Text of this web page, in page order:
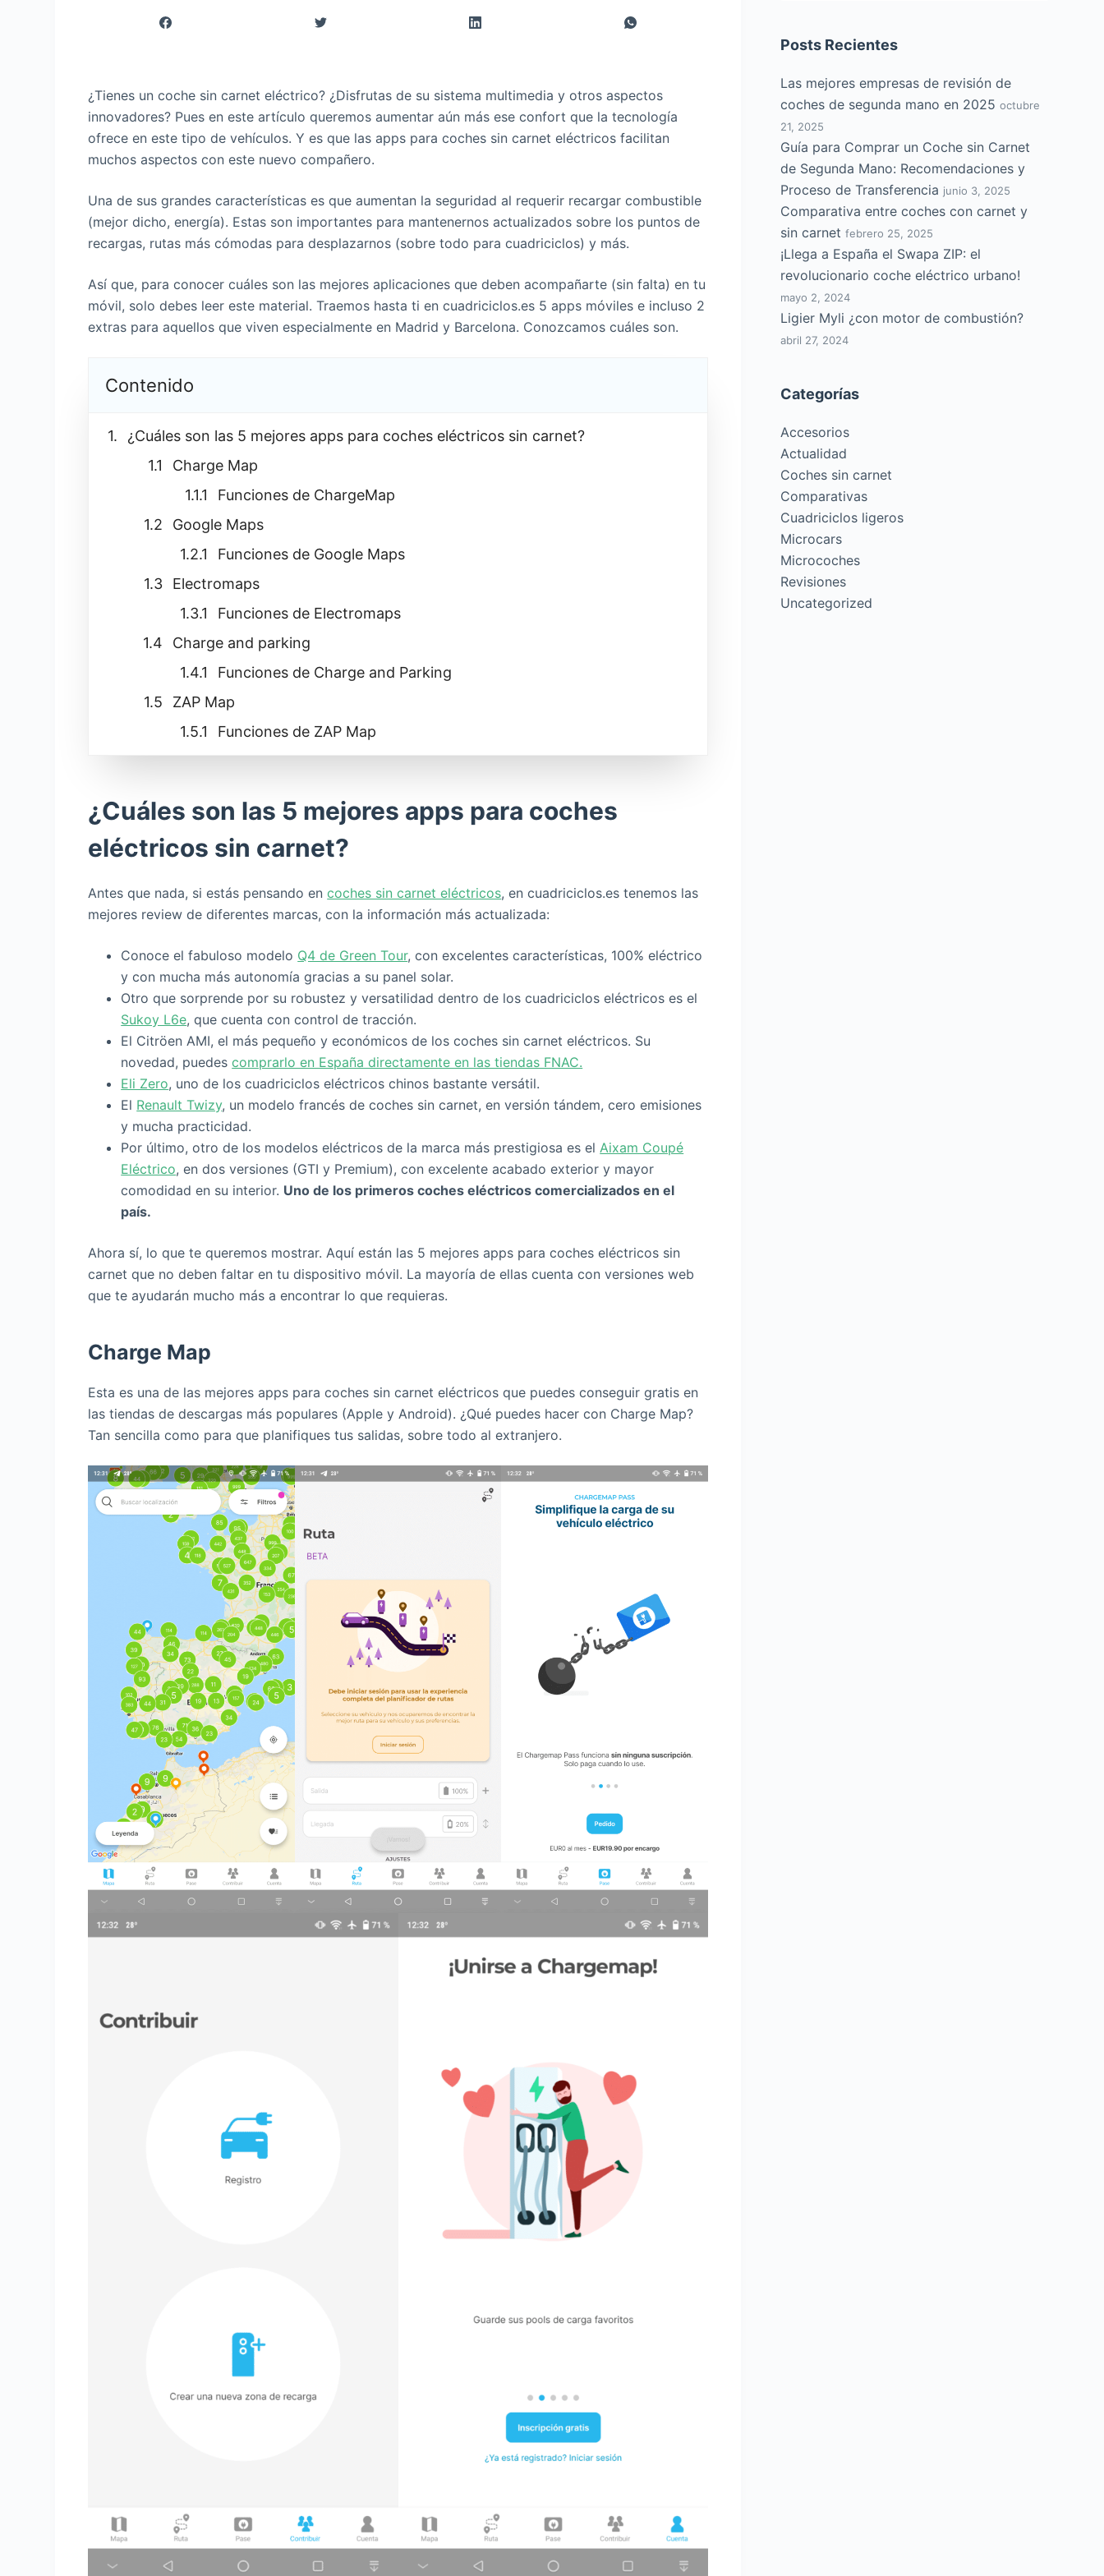
¿Tienes un coche sin carnet eléctrico? ¿Disfrutas de su sistema multimedia y otros aspectos
innovadores? Pues en este artículo queremos aumentar aún más ese confort que la tecnología
ofrece en este tipo de vehículos. Y es que las apps para coches sin carnet eléctricos facilitan
muchos aspectos con este nuevo compañero.
Una de sus grandes características es que aumentan la seguridad al requerir recargar combustible
(mejor dicho, energía). Estas son importantes para mantenernos actualizados sobre los puntos de
recargas, rutas más cómodas para desplazarnos (sobre todo para cuadriciclos) y más.
Así que, para conocer cuáles son las mejores aplicaciones que deben acompañarte (sin falta) en tu
móvil, solo debes leer este material. Traemos hasta ti en cuadriciclos.es 5 apps móviles e incluso 2
extras para aquellos que viven especialmente en Madrid y Barcelona. Conozcamos cuáles son.
Contenido
¿Cuáles son las 5 mejores apps para coches eléctricos sin carnet?
Charge Map
Funciones de ChargeMap
Google Maps
Funciones de Google Maps
Electromaps
Funciones de Electromaps
Charge and parking
Funciones de Charge and Parking
ZAP Map
Funciones de ZAP Map
¿Cuáles son las 5 mejores apps para coches
eléctricos sin carnet?
Antes que nada, si estás pensando encoches sin carnet eléctricos, en cuadriciclos.es tenemos las
mejores review de diferentes marcas, con la información más actualizada:
Conoce el fabuloso modelo Q4 de Green Tour, con excelentes características, 100% eléctrico
y con mucha más autonomía gracias a su panel solar.
Otro que sorprende por su robustez y versatilidad dentro de los cuadriciclos eléctricos es el
Sukoy L6e, que cuenta con control de tracción.
El Citröen AMI, el más pequeño y económicos de los coches sin carnet eléctricos. Su
novedad, puedescomprarlo en España directamente en las tiendas FNAC.
Eli Zero, uno de los cuadriciclos eléctricos chinos bastante versátil.
El Renault Twizy, un modelo francés de coches sin carnet, en versión tándem, cero emisiones
y mucha practicidad.
Por último, otro de los modelos eléctricos de la marca más prestigiosa es elAixam Coupé
Eléctrico, en dos versiones (GTI y Premium), con excelente acabado exterior y mayor
comodidad en su interior. Uno de los primeros coches eléctricos comercializados en el
país.
Ahora sí, lo que te queremos mostrar. Aquí están las 5 mejores apps para coches eléctricos sin
carnet que no deben faltar en tu dispositivo móvil. La mayoría de ellas cuenta con versiones web
que te ayudarán mucho más a encontrar lo que requieras.
Charge Map
Esta es una de las mejores apps para coches sin carnet eléctricos que puedes conseguir gratis en
las tiendas de descargas más populares (Apple y Android). ¿Qué puedes hacer con Charge Map?
Tan sencilla como para que planifiques tus salidas, sobre todo al extranjero.
Posts Recientes
Las mejores empresas de revisión de
coches de segunda mano en 2025 octubre
21, 2025
Guía para Comprar un Coche sin Carnet
de Segunda Mano: Recomendaciones y
Proceso de Transferencia junio 3, 2025
Comparativa entre coches con carnet y
sin carnet febrero 25, 2025
¡Llega a España el Swapa ZIP: el
revolucionario coche eléctrico urbano!
mayo 2, 2024
Ligier Myli ¿con motor de combustión?
abril 27, 2024
Categorías
Accesorios
Actualidad
Coches sin carnet
Comparativas
Cuadriciclos ligeros
Microcars
Microcoches
Revisiones
Uncategorized